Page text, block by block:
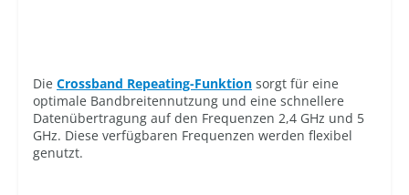
Die Crossband Repeating-Funktion sorgt für eine
optimale Bandbreitennutzung und eine schnellere
Datenübertragung auf den Frequenzen 2,4 GHz und 5
GHz. Diese verfügbaren Frequenzen werden flexibel
genutzt.